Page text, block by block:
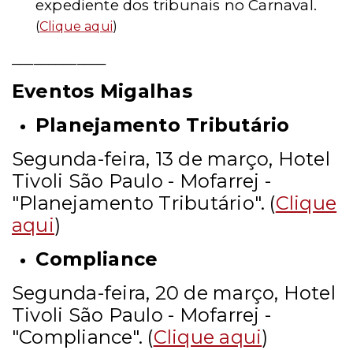
expediente dos tribunais no Carnaval.
(Clique aqui)
Eventos Migalhas
Planejamento Tributário
Segunda-feira, 13 de março, Hotel
Tivoli São Paulo - Mofarrej -
"Planejamento Tributário". (Clique
aqui)
Compliance
Segunda-feira, 20 de março, Hotel
Tivoli São Paulo - Mofarrej -
"Compliance". (Clique aqui)